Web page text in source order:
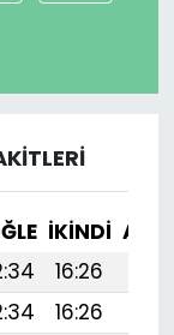
İKINDI
16:26
16:26